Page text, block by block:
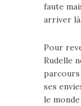
faute
arriver là.
Pour
Rudelle
parcours
ses
le